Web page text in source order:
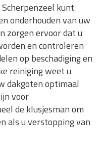
kunt
onderhouden van uw
zorgen ervoor dat u
en controleren
op beschadiging en
reiniging weet u
dakgoten optimaal
voor
de klusjesman om
als u verstopping van